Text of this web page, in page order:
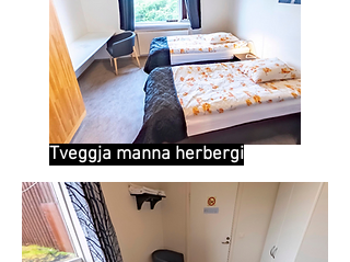
Tveggja manna herbergi